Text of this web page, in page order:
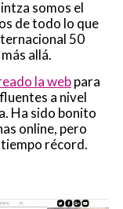
somos el
de todo lo que
50
allá.
la webpara
a nivel
Ha sido bonito
online, pero
tiempo récord.